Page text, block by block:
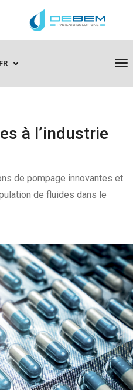
FR
à l’industrie
de pompage innovantes et
de fluides dans le